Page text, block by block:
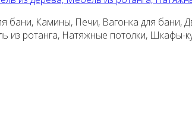
Камины, Печи, Вагонка для бани,
из ротанга, Натяжные потолки, Шкафы-